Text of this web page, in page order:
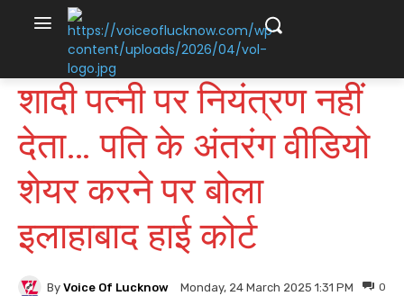
शादी पत्नी पर नियंत्रण नहीं
देता… पति के अंतरंग वीडियो
शेयर करने पर बोला
इलाहाबाद हाई कोर्ट
By Voice Of Lucknow Monday, 24 March 2025 1:31 PM 0